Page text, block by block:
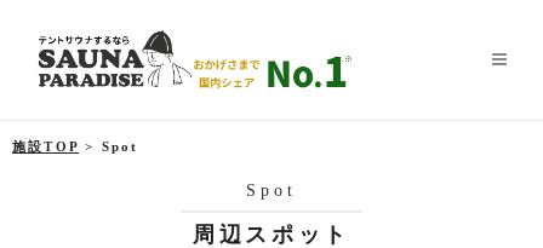
施設TOP > Spot
Spot
周辺スポット